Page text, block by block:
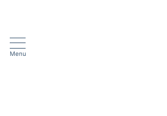
Menu